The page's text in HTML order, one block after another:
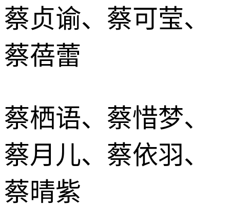
蔡贞谕、蔡可莹、
蔡蓓蕾
蔡栖语、蔡惜梦、
蔡月儿、蔡依羽、
蔡晴紫